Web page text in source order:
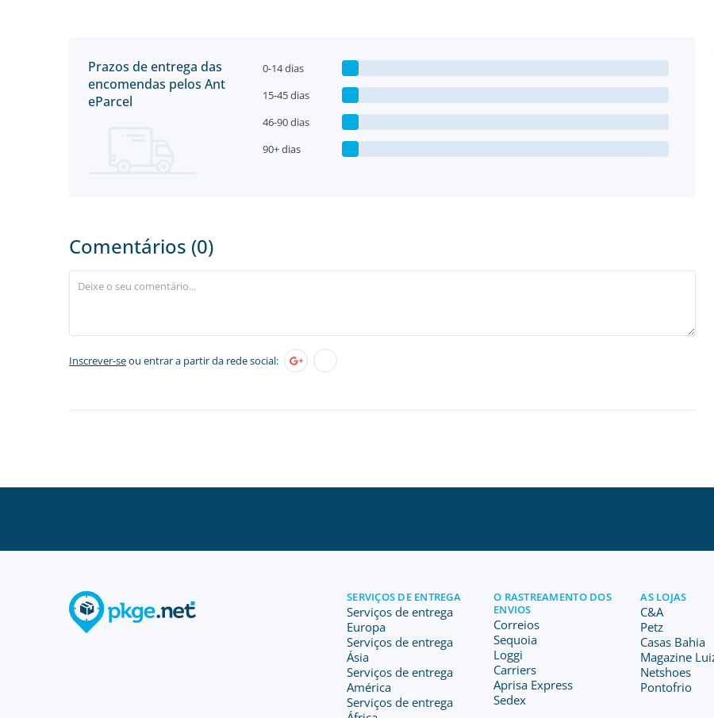
Prazos de entrega das
encomendas pelos Ant
eParcel
0-14 dias
15-45 dias
46-90 dias
90+ dias
Comentários (0)
Inscrever-seou entrar a partir da rede social:
SERVIÇOS DE ENTREGA
Serviços de entrega
Europa
Serviços de entrega
Ásia
Serviços de entrega
América
Serviços de entrega
O RASTREAMENTO DOS
ENVIOS
Correios
Sequoia
Loggi
Carriers
Aprisa Express
Sedex
AS LOJAS
C&A
Petz
Casas Bahia
Magazine
Netshoes
Pontofrio